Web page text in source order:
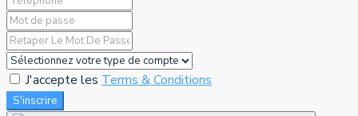
J'accepte les Terms & Conditions
S'inscrire